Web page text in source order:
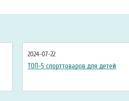
2024-07-22
ТОП-5 спорттоваров для детей